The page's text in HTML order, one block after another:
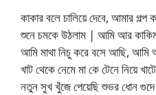
কাকার বলে চালিয়ে দেবে, আমার গল্প
শুনে চমকে উঠলাম | আমি আর
আমি মাথা নিচু করে বসে আছি, আমি
খাট থেকে নেমে মা কে টেনে নিয়ে
নতুন সুখ খুঁজে পেয়েছি শুভর ধোন